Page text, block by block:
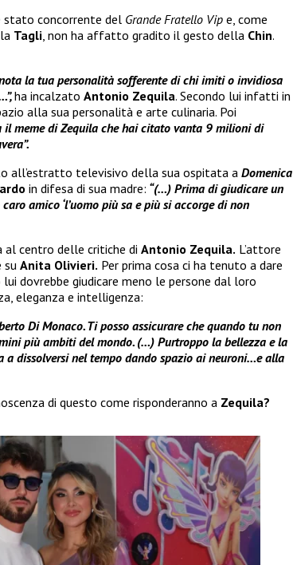
stato concorrente del Grande Fratello Vip e, come
Tagli, non ha affatto gradito il gesto della Chin.
la tua personalità sofferente di chi imiti o invidiosa
ha incalzato Antonio Zequila. Secondo lui infatti in
alla sua personalità e arte culinaria. Poi
il meme di Zequila che hai citato vanta 9 milioni di
all’estratto televisivo della sua ospitata a Domenica
in difesa di sua madre: “(…) Prima di giudicare un
amico ‘l’uomo più sa e più si accorge di non
al centro delle critiche di Antonio Zequila. L’attore
su Anita Olivieri. Per prima cosa ci ha tenuto a dare
dovrebbe giudicare meno le persone dal loro
eleganza e intelligenza:
Di Monaco. Ti posso assicurare che quando tu non
più ambiti del mondo. (…) Purtroppo la bellezza e la
a dissolversi nel tempo dando spazio ai neuroni…e alla
di questo come risponderanno a Zequila?